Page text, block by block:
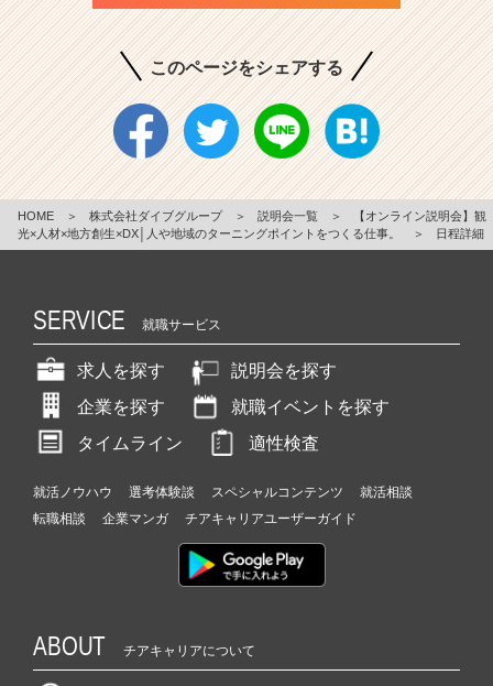
このページをシェアする
HOME ＞ 株式会社ダイブグループ ＞ 説明会一覧 ＞
【オンライン説明会】観
光×人材×地方創生×DX│人や地域のターニングポイントをつくる仕事。
＞ 日程詳細
SERVICE 就職サービス
求人を探す
説明会を探す
企業を探す
就職イベントを探す
タイムライン
適性検査
就活ノウハウ 選考体験談 スペシャルコンテンツ
就活相談
転職相談
企業マンガ チアキャリアユーザーガイド
ABOUT チアキャリアについて